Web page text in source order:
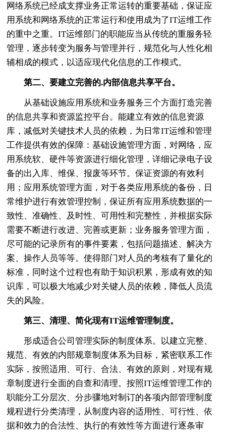
网络系统已经成支撑业务正常运转的重要基础，保证应
用系统和网络系统的正常运行和使用成为了IT运维工作
的重中之重。IT运维部门的职能应当从传统的重服务轻
管理，逐步转变为服务与管理并行，规范化与人性化相
辅相成的模式，以适应现代化信息的工作模式。
第二、要建立完善的.内部信息共享平台。
从基础设施应用系统和业务服务三个方面打造完善
的信息共享和资源监控平台。能建立有效的信息资源
库，减低对关键技术人员的依赖，为日常IT运维和管理
工作提供有效的保障：基础设施管理方面，对网络，应
用系统软、硬件等资源进行细化管理，详细记录电子设
备的出入库、维保、报废等环节。保证资源的有效利
用；应用系统管理方面，对于各类应用系统的备份，日
常维护进行有效管理控制，保证所有应用系统数据的一
致性、准确性、及时性、可用性和完整性，并根据实际
需要不断进行改进、完善或更新；业务服务管理方面，
尽可能的记录所有的事件要素，包括问题描述、解决方
案、操作人员等等。使得部门对人员的考核有了量化的
标准，同时这个过程也有助于知识积累，形成有效的知
识库，可以极大地减少对关键人员的依赖，降低人员流
失的风险。
第三、清理、简化现有IT运维管理制度。
形成适合公司管理实际的制度体系。以建立完整、
规范、有效的内部规章制度体系为目标，紧密联系工作
实际，按照适用、可行、合法、有效的原则，对现有规
章制度进行全面的自查和清理。按照IT运维管理工作的
职能分工分层次、分步骤地对制订的各项内部管理制度
规程进行分类清理，从制度内容的适用性、可行性、依
据和效力的合法性、执行的有效性等方面进行逐条审